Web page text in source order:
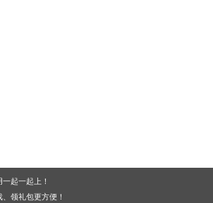
起一起上！
领礼包更方便！